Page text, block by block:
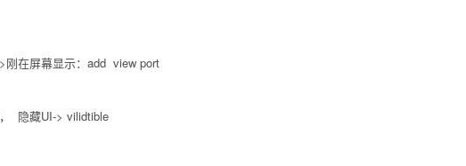
刚在屏幕显示：add view port
隐藏UI-> vilidtible